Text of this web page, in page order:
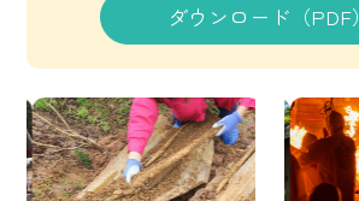
ダウンロード（PDF）